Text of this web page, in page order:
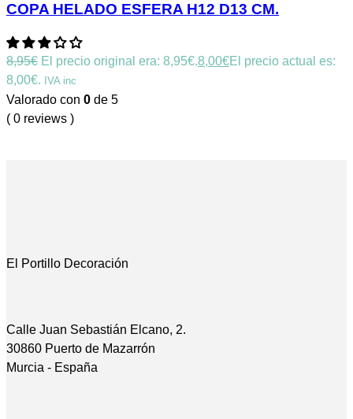
COPA HELADO ESFERA H12 D13 CM.
8,95€ El precio original era: 8,95€.8,00€El precio actual es:
8,00€. IVA inc
Valorado con 0 de 5
( 0 reviews )
El Portillo Decoración
Calle Juan Sebastián Elcano, 2.
30860 Puerto de Mazarrón
Murcia - España